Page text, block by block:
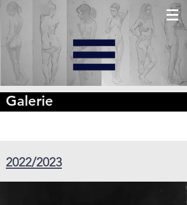
Galerie
2022/2023